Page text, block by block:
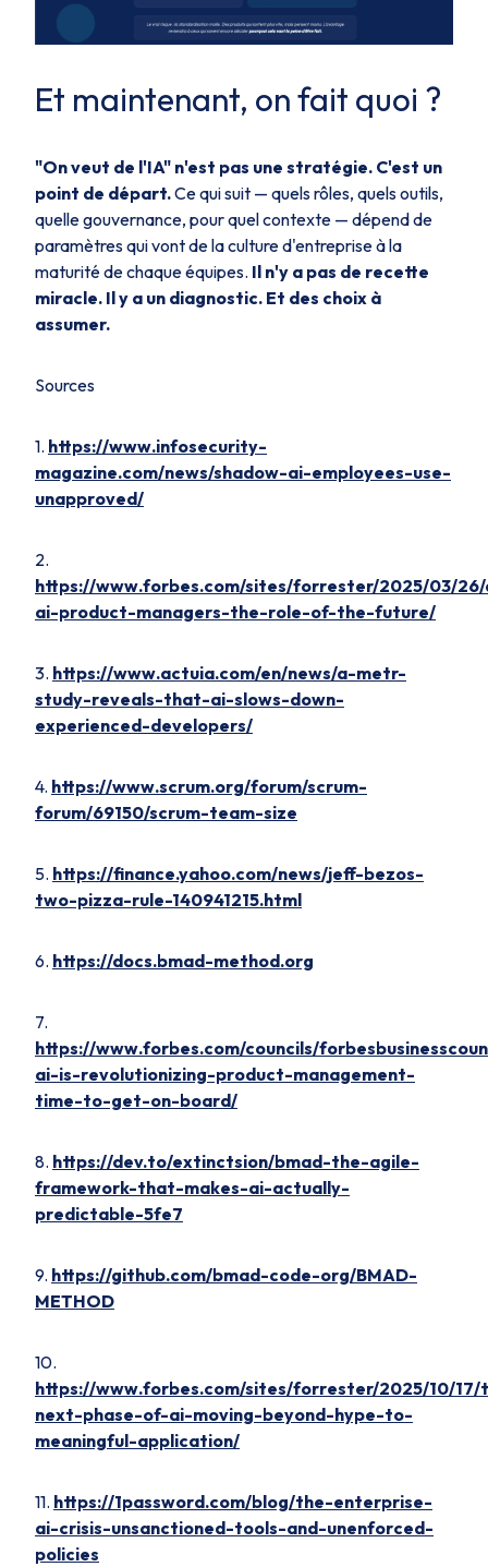
Et maintenant, on fait quoi ?
"On veut de l'IA" n'est pas une stratégie. C'est un
point de départ.Ce qui suit — quels rôles, quels outils,
quelle gouvernance, pour quel contexte — dépend de
paramètres qui vont de la culture d'entreprise à la
maturité de chaque équipes. Il n'y a pas de recette
miracle. Il y a un diagnostic. Et des choix à
assumer.
Sources
1. https://www.infosecurity-
magazine.com/news/shadow-ai-employees-use-
unapproved/
2.
https://www.forbes.com/sites/forrester/2025/03/
ai-product-managers-the-role-of-the-future/
3. https://www.actuia.com/en/news/a-metr-
study-reveals-that-ai-slows-down-
experienced-developers/
4. https://www.scrum.org/forum/scrum-
forum/69150/scrum-team-size
5. https://finance.yahoo.com/news/jeff-bezos-
two-pizza-rule-140941215.html
6. https://docs.bmad-method.org
7.
https://www.forbes.com/councils/
ai-is-revolutionizing-product-management-
time-to-get-on-board/
8. https://dev.to/extinctsion/bmad-the-agile-
framework-that-makes-ai-actually-
predictable-5fe7
9. https://github.com/bmad-code-org/BMAD-
METHOD
10.
https://www.forbes.com/sites/forrester/2025/10/
next-phase-of-ai-moving-beyond-hype-to-
meaningful-application/
11. https://1password.com/blog/the-enterprise-
ai-crisis-unsanctioned-tools-and-unenforced-
policies